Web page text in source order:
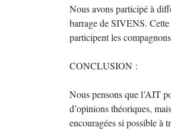
Nous avons participé à
barrage de SIVENS.
participent les
CONCLUSION :
Nous pensons que l’AIT
d’opinions théoriques,
encouragées si possible à